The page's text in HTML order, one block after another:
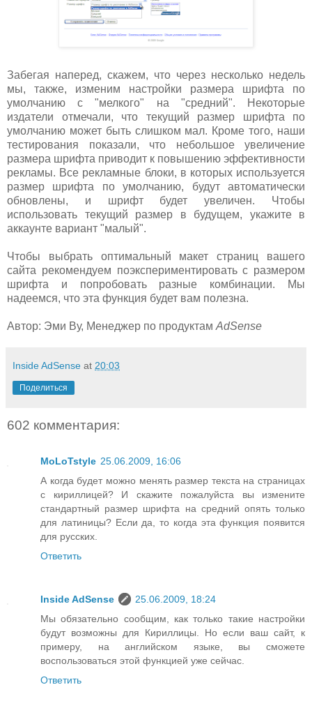
Забегая наперед, скажем, что через несколько недель
мы, также, изменим настройки размера шрифта по
умолчанию с "мелкого" на "средний". Некоторые
издатели отмечали, что текущий размер шрифта по
умолчанию может быть слишком мал. Кроме того, наши
тестирования показали, что небольшое увеличение
размера шрифта приводит к повышению эффективности
рекламы. Все рекламные блоки, в которых используется
размер шрифта по умолчанию, будут автоматически
обновлены, и шрифт будет увеличен. Чтобы
использовать текущий размер в будущем, укажите в
аккаунте вариант "малый".
Чтобы выбрать оптимальный макет страниц вашего
сайта рекомендуем поэкспериментировать с размером
шрифта и попробовать разные комбинации. Мы
надеемся, что эта функция будет вам полезна.
Автор: Эми Ву, Менеджер по продуктам AdSense
Inside AdSense at 20:03
Поделиться
602 комментария:
MoLoTstyle 25.06.2009, 16:06
А когда будет можно менять размер текста на страницах
с кириллицей? И скажите пожалуйста вы измените
стандартный размер шрифта на средний опять только
для латиницы? Если да, то когда эта функция появится
для русских.
Ответить
Inside AdSense
25.06.2009, 18:24
Мы обязательно сообщим, как только такие настройки
будут возможны для Кириллицы. Но если ваш сайт, к
примеру, на английском языке, вы сможете
воспользоваться этой функцией уже сейчас.
Ответить